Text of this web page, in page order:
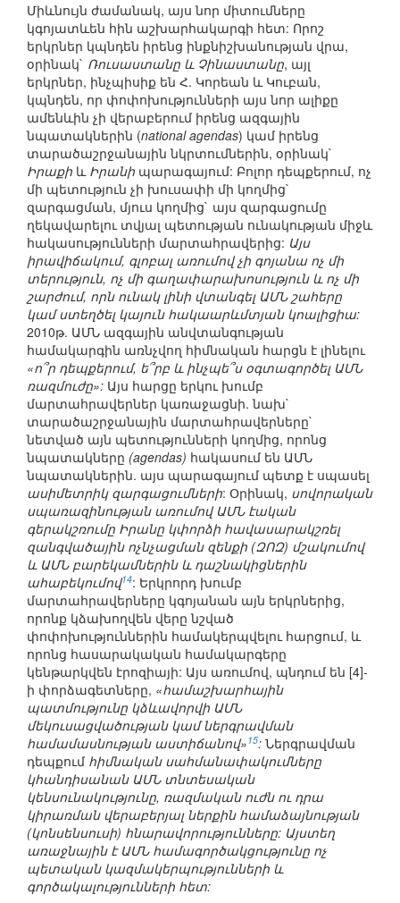
Միևնույն ժամանակ, այս նոր միտումները
կգոյատևեն հին աշխարհակարգի հետ: Որոշ
երկրներ կպնդեն իրենց ինքնիշխանության վրա,
օրինակ` Ռուսաստանը և Չինաստանը, այլ
երկրներ, ինչպիսիք են Հ. Կորեան և Կուբան,
կպնդեն, որ փոփոխությունների այս նոր ալիքը
ամենևին չի վերաբերում իրենց ազգային
նպատակներին (national agendas) կամ իրենց
տարածաշրջանային նկրտումներին, օրինակ`
Իրաքի և Իրանի պարագայում: Բոլոր դեպքերում, ոչ
մի պետություն չի խուսափի մի կողմից`
զարգացման, մյուս կողմից` այս զարգացումը
ղեկավարելու տվյալ պետության ունակության միջև
հակասությունների մարտահրավերից: Այս
իրավիճակում, գլոբալ առումով չի գոյանա ոչ մի
տերություն, ոչ մի գաղափարախոսություն և ոչ մի
շարժում, որն ունակ լինի վտանգել ԱՄՆ շահերը
կամ ստեղծել կայուն հակաարևմտյան կոալիցիա:
2010թ. ԱՄՆ ազգային անվտանգության
համակարգին առնչվող հիմնական հարցն է լինելու
«ո՞ր դեպքերում, ե՞րբ և ինչպե՞ս օգտագործել ԱՄՆ
ռազմուժը»: Այս հարցը երկու խումբ
մարտահրավերներ կառաջացնի. նախ`
տարածաշրջանային մարտահրավերները`
նետված այն պետությունների կողմից, որոնց
նպատակները (agendas) հակասում են ԱՄՆ
նպատակներին. այս պարագայում պետք է սպասել
ասիմետրիկ զարգացումների: Օրինակ, սովորական
սպառազինության առումով ԱՄՆ էական
գերակշռումը Իրանը կփորձի հավասարակշռել
զանգվածային ոչնչացման զենքի (ԶՈԶ) մշակումով
և ԱՄՆ բարեկամներին և դաշնակիցներին
ահաբեկումով14: Երկրորդ խումբ
մարտահրավերները կգոյանան այն երկրներից,
որոնք կձախողվեն վերը նշված
փոփոխություններին համակերպվելու հարցում, և
որոնց հասարակական համակարգերը
կենթարկվեն էրոզիայի: Այս առումով, պնդում են [4]-
ի փորձագետները, «համաշխարհային
պատմությունը կձևավորվի ԱՄՆ
մեկուսացվածության կամ ներգրավման
համամասնության աստիճանով» 15: Ներգրավման
դեպքում հիմնական սահմանափակումները
կհանդիսանան ԱՄՆ տնտեսական
կենսունակությունը, ռազմական ուժն ու դրա
կիրառման վերաբերյալ ներքին համաձայնության
(կոնսենսուսի) հնարավորությունները: Այստեղ
առաջնային է ԱՄՆ համագործակցությունը ոչ
պետական կազմակերպությունների և
գործակալությունների հետ: